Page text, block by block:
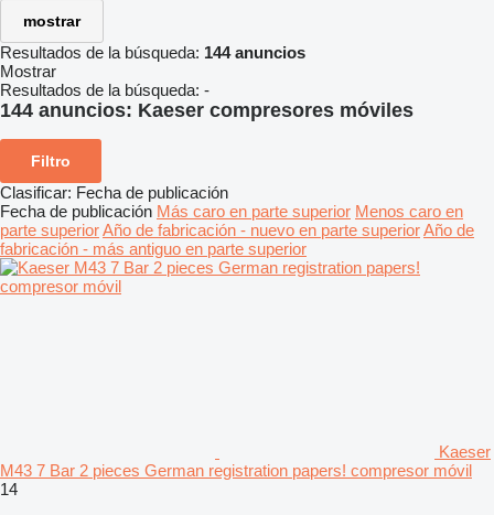
mostrar
Resultados de la búsqueda: 144 anuncios
Mostrar
Resultados de la búsqueda: -
144 anuncios: Kaeser compresores móviles
Filtro
Clasificar: Fecha de publicación
Fecha de publicación Más caro en parte superior Menos caro en
parte superiorAño de fabricación - nuevo en parte superiorAño de
fabricación - más antiguo en parte superior
Kaeser
M43 7 Bar 2 pieces German registration papers! compresor móvil
14